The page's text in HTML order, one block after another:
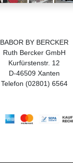
BABOR BY BERCKER
Ruth Bercker GmbH
Kurfürstenstr. 12
D-46509 Xanten
Telefon (02801) 6564